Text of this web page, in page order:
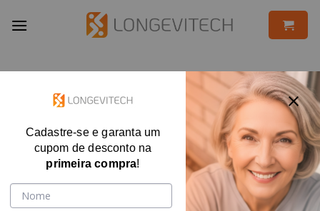
Cadastre-se e garanta um
cupom de desconto na
primeira compra!